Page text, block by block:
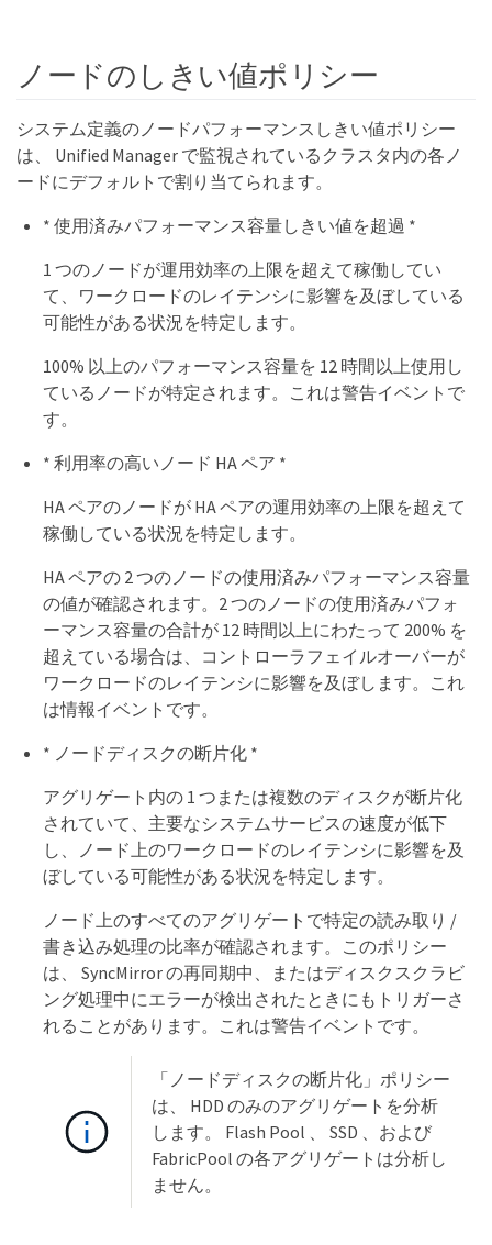
ノードのしきい値ポリシー
システム定義のノードパフォーマンスしきい値ポリシー
は、 Unified Manager で監視されているクラスタ内の各ノ
ードにデフォルトで割り当てられます。
* 使用済みパフォーマンス容量しきい値を超過 *
1 つのノードが運用効率の上限を超えて稼働してい
て、ワークロードのレイテンシに影響を及ぼしている
可能性がある状況を特定します。
100% 以上のパフォーマンス容量を 12 時間以上使用し
ているノードが特定されます。これは警告イベントで
す。
* 利用率の高いノード HA ペア *
HA ペアのノードが HA ペアの運用効率の上限を超えて
稼働している状況を特定します。
HA ペアの 2 つのノードの使用済みパフォーマンス容量
の値が確認されます。2 つのノードの使用済みパフォ
ーマンス容量の合計が 12 時間以上にわたって 200% を
超えている場合は、コントローラフェイルオーバーが
ワークロードのレイテンシに影響を及ぼします。これ
は情報イベントです。
* ノードディスクの断片化 *
アグリゲート内の 1 つまたは複数のディスクが断片化
されていて、主要なシステムサービスの速度が低下
し、ノード上のワークロードのレイテンシに影響を及
ぼしている可能性がある状況を特定します。
ノード上のすべてのアグリゲートで特定の読み取り /
書き込み処理の比率が確認されます。このポリシー
は、 SyncMirror の再同期中、またはディスクスクラビ
ング処理中にエラーが検出されたときにもトリガーさ
れることがあります。これは警告イベントです。
「ノードディスクの断片化」ポリシー
は、 HDD のみのアグリゲートを分析
します。 Flash Pool 、 SSD 、および
FabricPool の各アグリゲートは分析し
ません。